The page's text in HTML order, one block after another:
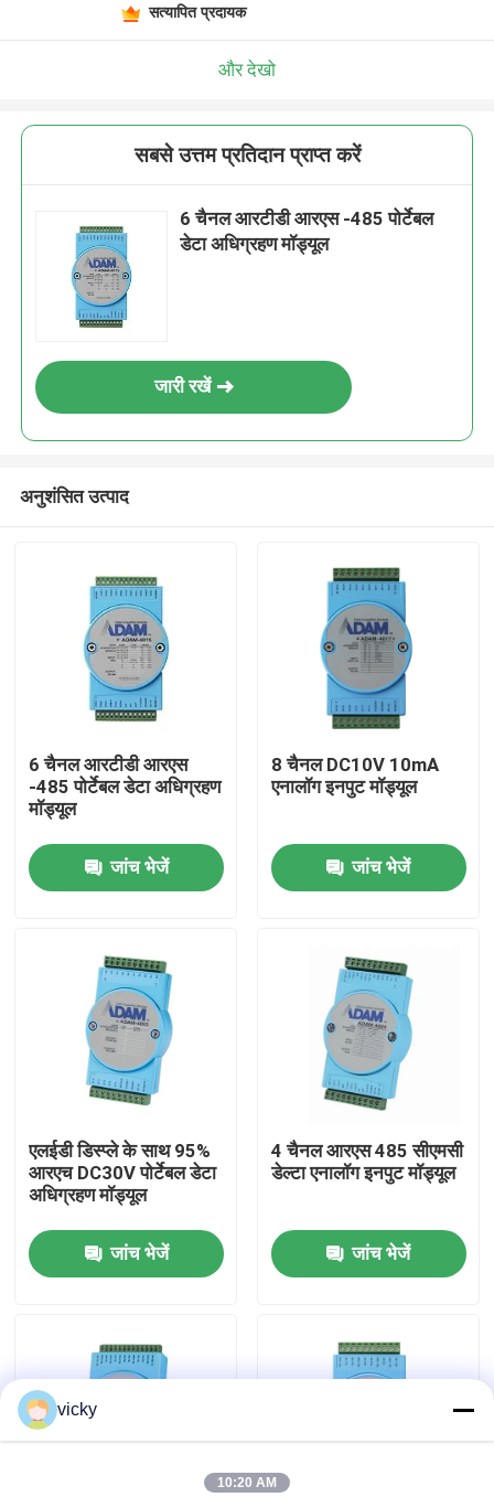
हमारे बारे में
फ़ैक्टरी टूर
गुणवत्ता नियंत्रण
हमसे संपर्क करें
समाचार
टॉर्क डायनेमोमीटर
सत्यापित प्रदायक
और देखो
सबसे उत्तम प्रतिदान प्राप्त करें
6 चैनल आरटीडी आरएस -485 पोर्टेबल
डेटा अधिग्रहण मॉड्यूल
जारी रखें
अनुशंसित उत्पाद
6 चैनल आरटीडी आरएस
-485 पोर्टेबल डेटा अधिग्रहण
मॉड्यूल
जांच भेजें
8 चैनल DC10V 10mA
एनालॉग इनपुट मॉड्यूल
जांच भेजें
एलईडी डिस्प्ले के साथ 95%
आरएच DC30V पोर्टेबल डेटा
अधिग्रहण मॉड्यूल
जांच भेजें
4 चैनल आरएस 485 सीएमसी
डेल्टा एनालॉग इनपुट मॉड्यूल
जांच भेजें
vicky
10:20 AM